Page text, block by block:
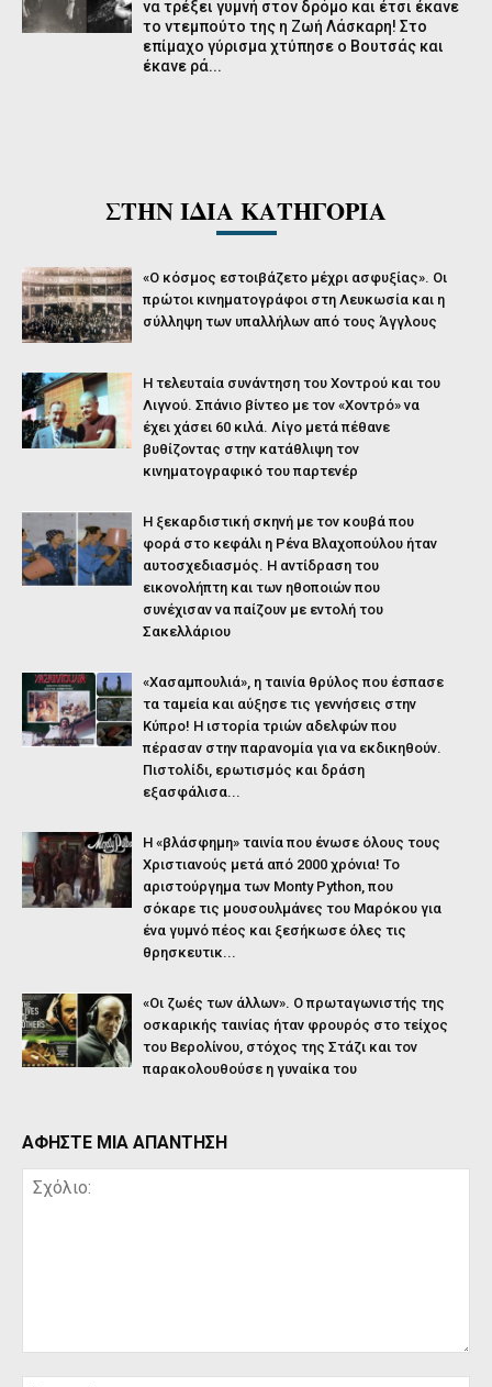
να τρέξει γυμνή στον δρόμο και έτσι έκανε
το ντεμπούτο της η Ζωή Λάσκαρη! Στο
επίμαχο γύρισμα χτύπησε ο Βουτσάς και
έκανε ρά...
ΣΤΗΝ ΙΔΙΑ ΚΑΤΗΓΟΡΙΑ
«Ο κόσμος εστοιβάζετο μέχρι ασφυξίας». Οι
πρώτοι κινηματογράφοι στη Λευκωσία και η
σύλληψη των υπαλλήλων από τους Άγγλους
Η τελευταία συνάντηση του Χοντρού και του
Λιγνού. Σπάνιο βίντεο με τον «Χοντρό» να
έχει χάσει 60 κιλά. Λίγο μετά πέθανε
βυθίζοντας στην κατάθλιψη τον
κινηματογραφικό του παρτενέρ
Η ξεκαρδιστική σκηνή με τον κουβά που
φορά στο κεφάλι η Ρένα Βλαχοπούλου ήταν
αυτοσχεδιασμός. Η αντίδραση του
εικονολήπτη και των ηθοποιών που
συνέχισαν να παίζουν με εντολή του
Σακελλάριου
«Χασαμπουλιά», η ταινία θρύλος που έσπασε
τα ταμεία και αύξησε τις γεννήσεις στην
Κύπρο! Η ιστορία τριών αδελφών που
πέρασαν στην παρανομία για να εκδικηθούν.
Πιστολίδι, ερωτισμός και δράση
εξασφάλισα...
Η «βλάσφημη» ταινία που ένωσε όλους τους
Χριστιανούς μετά από 2000 χρόνια! Το
αριστούργημα των Monty Python, που
σόκαρε τις μουσουλμάνες του Μαρόκου για
ένα γυμνό πέος και ξεσήκωσε όλες τις
θρησκευτικ...
«Οι ζωές των άλλων». Ο πρωταγωνιστής της
οσκαρικής ταινίας ήταν φρουρός στο τείχος
του Βερολίνου, στόχος της Στάζι και τον
παρακολουθούσε η γυναίκα του
ΑΦΗΣΤΕ ΜΙΑ ΑΠΑΝΤΗΣΗ